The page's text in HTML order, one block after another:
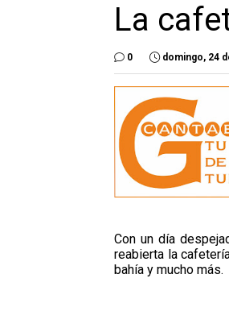
La
0 domingo, 24
Con un día
reabierta la
bahía y mucho más.